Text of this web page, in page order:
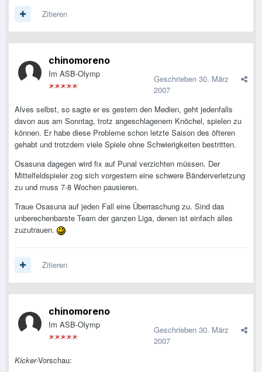
Zitieren
chinomoreno
Im ASB-Olymp Geschrieben 30. März
2007
Alves selbst, so sagte er es gestern den Medien, geht jedenfalls
davon aus am Sonntag, trotz angeschlagenem Knöchel, spielen zu
können. Er habe diese Probleme schon letzte Saison des öfteren
gehabt und trotzdem viele Spiele ohne Schwierigkeiten bestritten.
Osasuna dagegen wird fix auf Punal verzichten müssen. Der
Mittelfeldspieler zog sich vorgestern eine schwere Bänderverletzung
zu und muss 7-8 Wochen pausieren.
Traue Osasuna auf jeden Fall eine Überraschung zu. Sind das
unberechenbarste Team der ganzen Liga, denen ist einfach alles
zuzutrauen.
Zitieren
chinomoreno
Im ASB-Olymp Geschrieben 30. März
2007
Kicker-Vorschau: